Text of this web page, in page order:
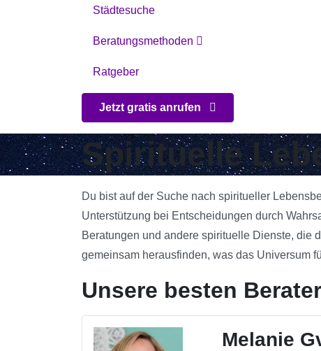
Städtesuche
Beratungsmethoden
Ratgeber
Jetzt gratis anrufen
Spirituelle
Du bist auf der Suche nach spiritueller
Unterstützung bei Entscheidungen durch
Beratungen und andere spirituelle Dienste, die
gemeinsam herausfinden, was das Universum
Unsere besten
Melanie